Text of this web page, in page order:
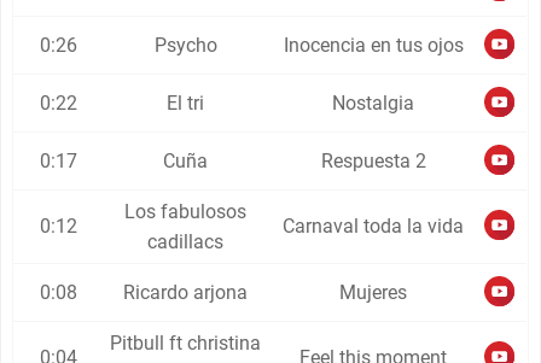
0:26 Psycho Inocencia en tus ojos
0:22 El tri Nostalgia
0:17 Cuña Respuesta 2
0:12
Los fabulosos
cadillacs
Carnaval toda la vida
0:08 Ricardo arjona Mujeres
0:04
Pitbull ft christina
Feel this moment